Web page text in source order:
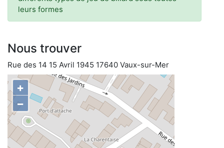
leurs formes
Nous trouver
Rue des 14 15 Avril 1945 17640 Vaux-sur-Mer
+
−